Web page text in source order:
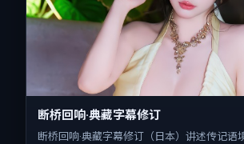
断桥回响·典藏字幕修订
断桥回响·典藏字幕修订（日本）讲述传记语